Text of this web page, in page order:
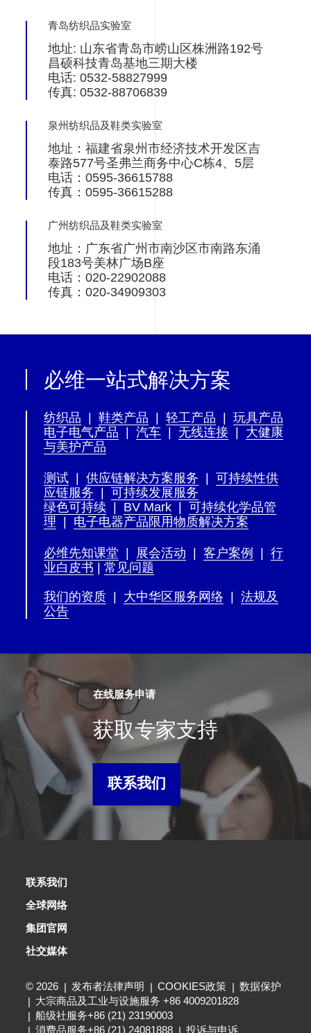
青岛纺织品实验室
地址: 山东省青岛市崂山区株洲路192号
昌硕科技青岛基地三期大楼
电话: 0532-58827999
传真: 0532-88706839
泉州纺织品及鞋类实验室
地址：福建省泉州市经济技术开发区吉
泰路577号圣弗兰商务中心C栋4、5层
电话：0595-36615788
传真：0595-36615288
广州纺织品及鞋类实验室
地址：广东省广州市南沙区市南路东涌
段183号美林广场B座
电话：020-22902088
传真：020-34909303
必维一站式解决方案
纺织品 |鞋类产品 |轻工产品 |玩具产品
电子电气产品 |汽车 无线连接
大健康
与美护产品
测试 |供应链解决方案服务 |可持续性供
应链服务 |可持续发展服务
绿色可持续
BV Mark |可持续化学品管
理
电子电器产品限用物质解决方案
必维先知课堂 展会活动 |客户案例 |行
业白皮书 |常见问题
我们的资质 大中华区服务网络 |法规及
公告
在线服务申请
获取专家支持
联系我们
联系我们
全球网络
集团官网
社交媒体
© 2026 发布者法律声明 COOKIES政策
数据保护
大宗商品及工业与设施服务 +86 4009201828
船级社服务+86 (21) 23190003
消费品服务+86 (21) 24081888
投诉与申诉